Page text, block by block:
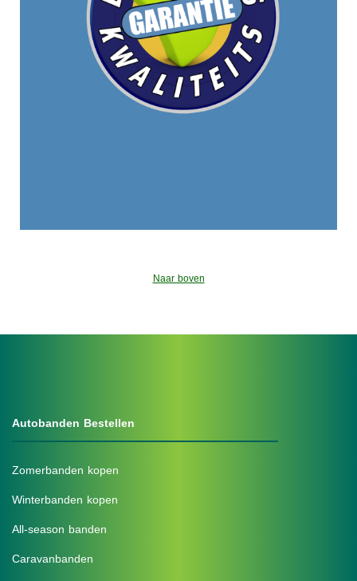
Naar boven
Autobanden Bestellen
Zomerbanden kopen
Winterbanden kopen
All-season banden
Caravanbanden